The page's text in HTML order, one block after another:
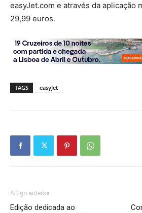
easyJet.com e através da aplicação
29,99 euros.
TAGS easyJet
Artigo anterior
Edição dedicada ao